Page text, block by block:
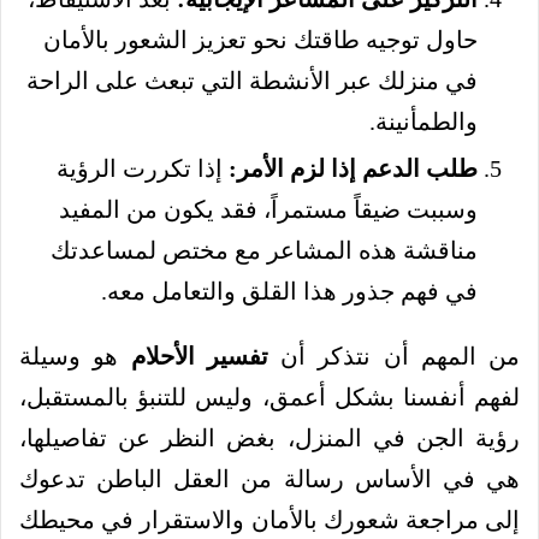
حاول توجيه طاقتك نحو تعزيز الشعور بالأمان
في منزلك عبر الأنشطة التي تبعث على الراحة
والطمأنينة.
طلب الدعم إذا لزم الأمر: إذا تكررت الرؤية
وسببت ضيقاً مستمراً، فقد يكون من المفيد
مناقشة هذه المشاعر مع مختص لمساعدتك
في فهم جذور هذا القلق والتعامل معه.
من المهم أن نتذكر أنتفسير الأحلام هو وسيلة
لفهم أنفسنا بشكل أعمق، وليس للتنبؤ بالمستقبل،
رؤية الجن في المنزل، بغض النظر عن تفاصيلها،
هي في الأساس رسالة من العقل الباطن تدعوك
إلى مراجعة شعورك بالأمان والاستقرار في محيطك